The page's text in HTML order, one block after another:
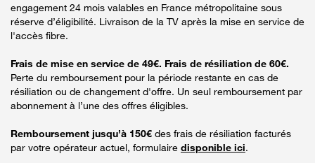
engagement 24 mois valables en France métropolitaine sous
réserve d’éligibilité. Livraison de la TV après la mise en service de
l'accès fibre.
Frais de mise en service de 49€. Frais de résiliation de 60€.
Perte du remboursement pour la période restante en cas de
résiliation ou de changement d'offre. Un seul remboursement par
abonnement à l’une des offres éligibles.
Remboursement jusqu’à 150€ des frais de résiliation facturés
par votre opérateur actuel, formulaire disponible ici.